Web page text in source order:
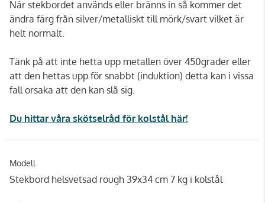
När stekbordet används eller bränns in så kommer det
ändra färg från silver/metalliskt till mörk/svart vilket är
helt normalt.
Tänk på att inte hetta upp metallen över 450grader eller
att den hettas upp för snabbt (induktion) detta kan i vissa
fall orsaka att den kan slå sig.
Du hittar våra skötselråd för kolstål här!
Modell
Stekbord helsvetsad rough 39x34 cm 7 kg i kolstål